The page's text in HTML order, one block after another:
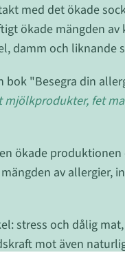
med det ökade
ökade mängden
damm och liknande
bok "Besegra din
fet
ökade
av allergier,
stress och dålig
mot även